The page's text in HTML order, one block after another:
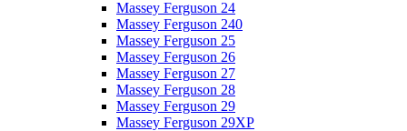
Massey Ferguson 24
Massey Ferguson 240
Massey Ferguson 25
Massey Ferguson 26
Massey Ferguson 27
Massey Ferguson 28
Massey Ferguson 29
Massey Ferguson 29XP